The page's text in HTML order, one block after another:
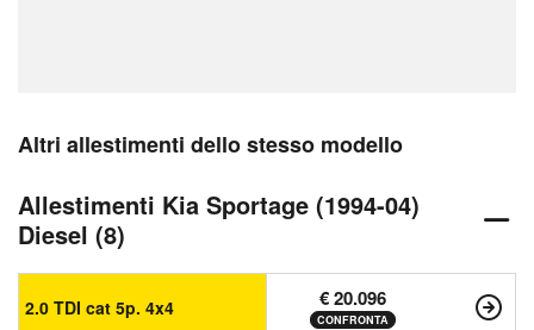
Altri allestimenti dello stesso modello
Allestimenti Kia Sportage (1994-04)
Diesel (8)
2.0 TDI cat 5p. 4x4 € 20.096
CONFRONTA